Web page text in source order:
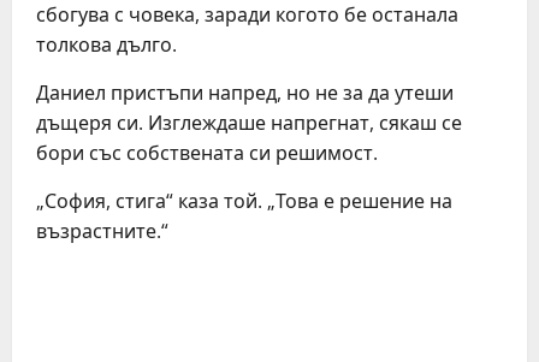
сбогува с човека, заради когото бе останала
толкова дълго.
Даниел пристъпи напред, но не за да утеши
дъщеря си. Изглеждаше напрегнат, сякаш се
бори със собствената си решимост.
„София, стига“ каза той. „Това е решение на
възрастните.“